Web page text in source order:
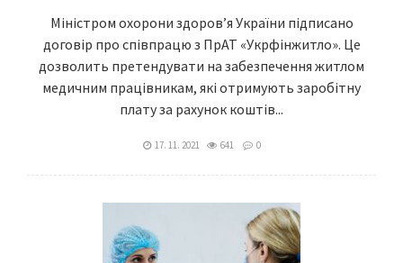
Міністром охорони здоров’я України підписано
договір про співпрацю з ПрАТ «Укрфінжитло». Це
дозволить претендувати на забезпечення житлом
медичним працівникам, які отримують заробітну
плату за рахунок коштів...
17. 11. 2021 641 0